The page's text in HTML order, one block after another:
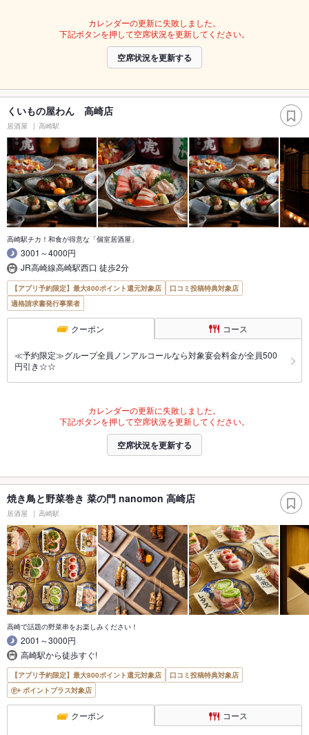
カレンダーの更新に失敗しました。
下記ボタンを押して空席状況を更新してください。
空席状況を更新する
くいもの屋わん 高崎店
居酒屋 高崎駅
高崎駅チカ！和食が得意な「個室居酒屋」
3001～4000円
JR高崎線高崎駅西口 徒歩2分
【アプリ予約限定】最大800ポイント還元対象店
口コミ投稿特典対象店
適格請求書発行事業者
クーポン コース
≪予約限定≫グループ全員ノンアルコールなら対象宴会料金が全員500
円引き☆☆
カレンダーの更新に失敗しました。
下記ボタンを押して空席状況を更新してください。
空席状況を更新する
焼き鳥と野菜巻き 菜の門 nanomon 高崎店
居酒屋 高崎駅
高崎で話題の野菜串をお楽しみください！
2001～3000円
高崎駅から徒歩すぐ!
【アプリ予約限定】最大800ポイント還元対象店
口コミ投稿特典対象店
ポイントプラス対象店
クーポン コース